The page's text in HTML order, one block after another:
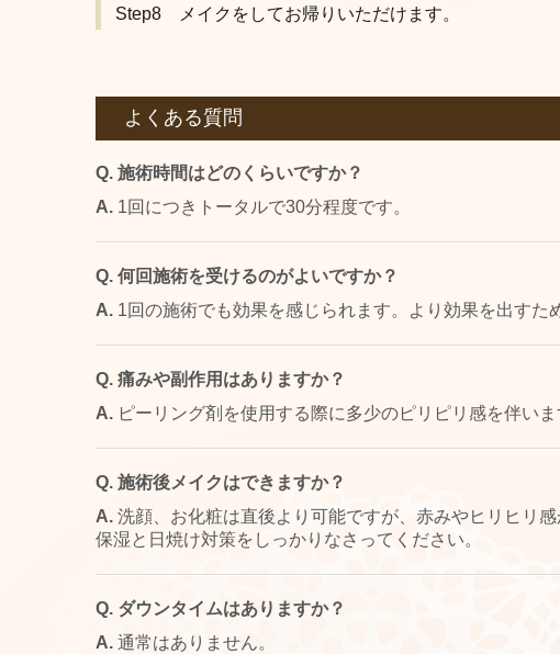
Step8 メイクをしてお帰りいただけます。
よくある質問
Q. 施術時間はどのくらいですか？
A. 1回につきトータルで30分程度です。
Q. 何回施術を受けるのがよいですか？
A. 1回の施術でも効果を感じられます。より効果を出すた
Q. 痛みや副作用はありますか？
A. ピーリング剤を使用する際に多少のピリピリ感を伴い
Q. 施術後メイクはできますか？
A. 洗顔、お化粧は直後より可能ですが、赤みやヒリヒリ
保湿と日焼け対策をしっかりなさってください。
Q. ダウンタイムはありますか？
A. 通常はありません。